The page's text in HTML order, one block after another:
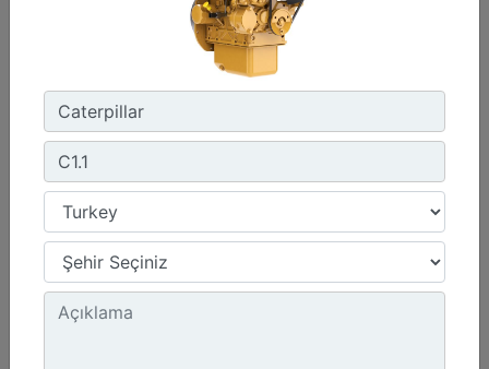
C13D
Maksimum Güç :
690 hp - 515 kW